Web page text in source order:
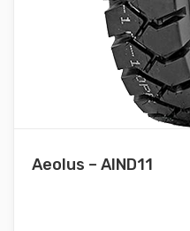
Aeolus – AIND11